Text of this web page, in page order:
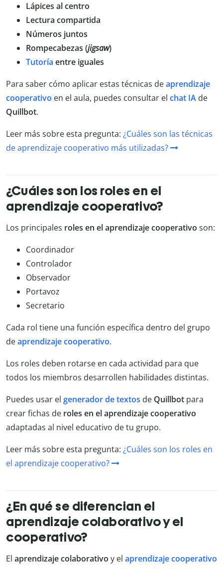
Lápices al centro
Lectura compartida
Números juntos
Rompecabezas (jigsaw)
Tutoría entre iguales
Para saber cómo aplicar estas técnicas deaprendizaje
cooperativo en el aula, puedes consultar el chat IA de
Quillbot.
Leer más sobre esta pregunta: ¿Cuáles son las técnicas
de aprendizaje cooperativo más utilizadas?
¿Cuáles son los roles en el
aprendizaje cooperativo?
Los principales roles en el aprendizaje cooperativo son:
Coordinador
Controlador
Observador
Portavoz
Secretario
Cada rol tiene una función específica dentro del grupo
deaprendizaje cooperativo.
Los roles deben rotarse en cada actividad para que
todos los miembros desarrollen habilidades distintas.
Puedes usar el generador de textos de Quillbot para
crear fichas de roles en el aprendizaje cooperativo
adaptadas al nivel educativo de tu grupo.
Leer más sobre esta pregunta: ¿Cuáles son los roles en
el aprendizaje cooperativo?
¿En qué se diferencian el
aprendizaje colaborativo y el
cooperativo?
El aprendizaje colaborativo y el aprendizaje cooperativo